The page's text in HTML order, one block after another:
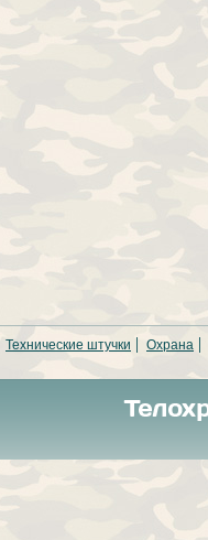
Технические штучки Охрана